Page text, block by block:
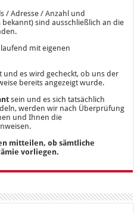
/ Adresse / Anzahl und
sind ausschließlich an die
mit eigenen
es wird gecheckt, ob uns der
bereits angezeigt wurde.
sein und es sich tatsächlich
werden wir nach Überprüfung
und Ihnen die
mitteilen, ob sämtliche
vorliegen.